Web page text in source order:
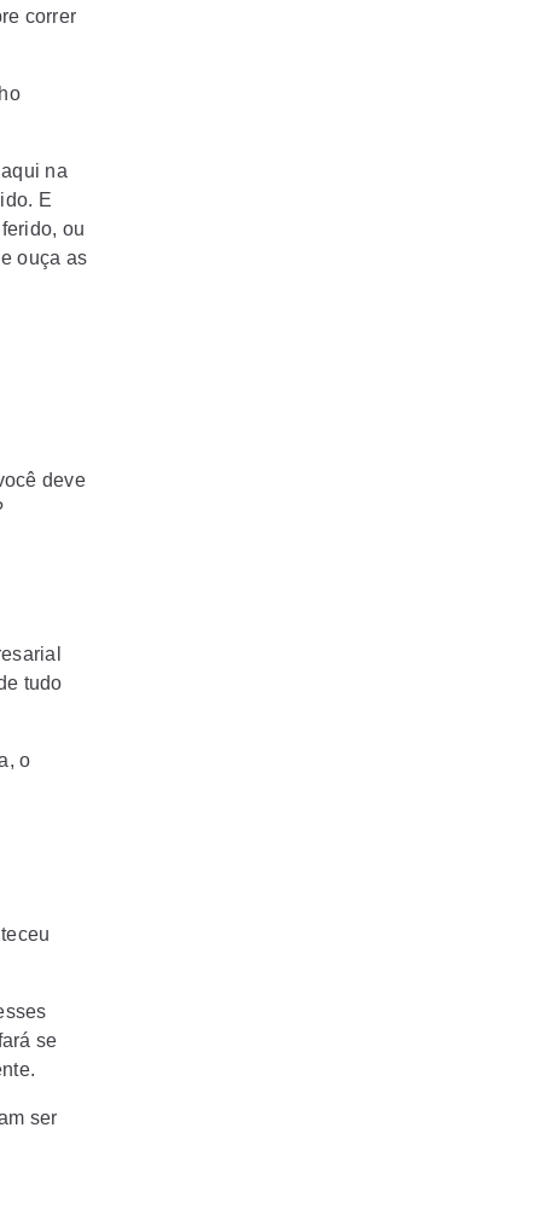
correr
na
E
ou
ouça as
deve
tudo
o
se
ser